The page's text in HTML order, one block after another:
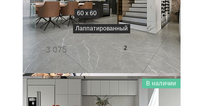
60 x 60 60 x 120
Лаппатированный
3 075 1 800 ₽/м2 -41%
В наличии
NTT99606